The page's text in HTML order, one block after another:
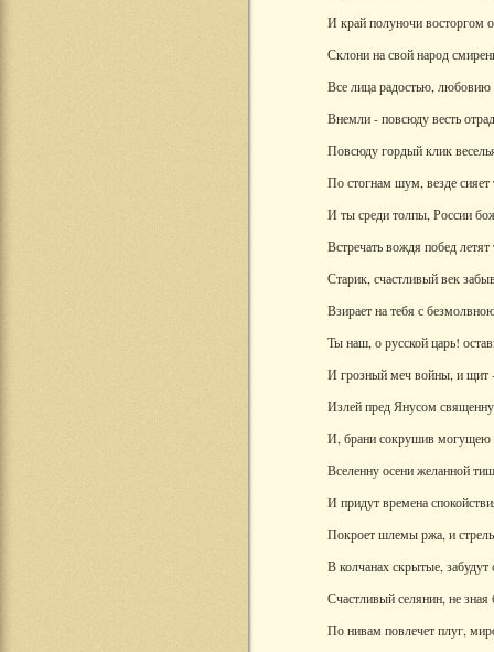
И край полуночи восторгом
Склони на свой народ
Все лица радостью, любовию
Внемли - повсюду весть
Повсюду гордый клик
По стогнам шум, везде сияет
И ты среди толпы, России
Встречать вождя побед
Старик, счастливый век
Взирает на тебя с
Ты наш, о русской царь!
И грозный меч войны, и щит
Излей пред Янусом
И, брани сокрушив могущею
Вселенну осени желанной
И придут времена
Покроет шлемы ржа, и
В колчанах скрытые, забудут
Счастливый селянин, не
По нивам повлечет плуг,